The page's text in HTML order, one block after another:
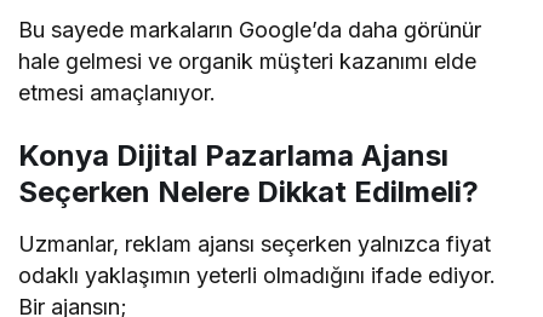
Bu sayede markaların Google’da daha görünür
hale gelmesi ve organik müşteri kazanımı elde
etmesi amaçlanıyor.
Konya Dijital Pazarlama Ajansı
Seçerken Nelere Dikkat Edilmeli?
Uzmanlar, reklam ajansı seçerken yalnızca fiyat
odaklı yaklaşımın yeterli olmadığını ifade ediyor.
Bir ajansın;